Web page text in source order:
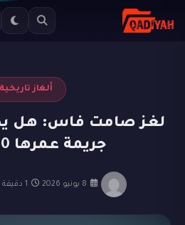
الرئيسية المدونة
ألغاز تاريخية
لغز صامت فاس: هل يكشف كود رقمي جريمة عمرها
ألغاز تاريخية
لغز صامت فاس: هل
جريمة عمرها 300 عام؟